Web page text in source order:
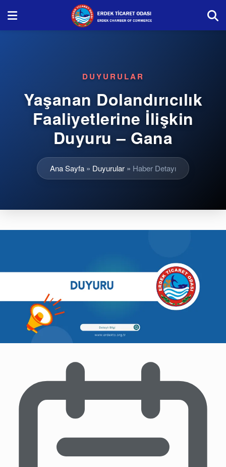
DUYURULAR
Yaşanan Dolandırıcılık
Faaliyetlerine İlişkin
Duyuru – Gana
Ana Sayfa » Duyurular » Haber Detayı